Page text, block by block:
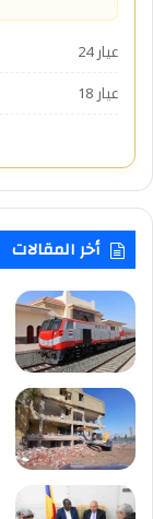
عيار 24
عيار 18
أخر المقالات